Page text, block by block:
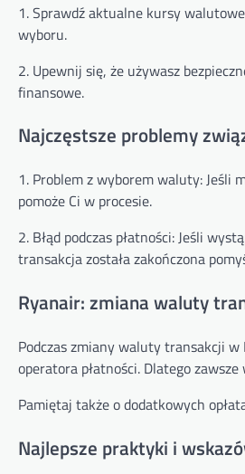
1. Sprawdź aktualne kursy
wyboru.
2. Upewnij się, że używasz
finansowe.
Najczęstsze problemy
1. Problem z wyborem waluty: Jeśli
pomoże Ci w procesie.
2. Błąd podczas płatności: Jeśli
transakcja została zakończona
Ryanair: zmiana waluty
Podczas zmiany waluty transakcji
operatora płatności. Dlatego
Pamiętaj także o dodatkowych
Najlepsze praktyki i